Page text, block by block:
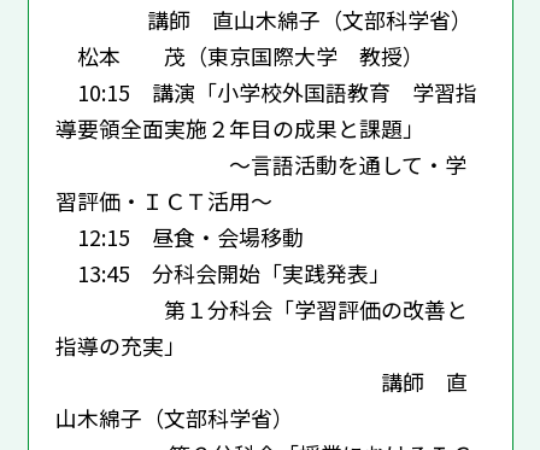
講師 直山木綿子（文部科学省）
松本 茂（東京国際大学 教授）
10:15 講演「小学校外国語教育 学習指
導要領全面実施２年目の成果と課題」
～言語活動を通して・学
習評価・ＩＣＴ活用～
12:15 昼食・会場移動
13:45 分科会開始「実践発表」
第１分科会「学習評価の改善と
指導の充実」
講師 直
山木綿子（文部科学省）